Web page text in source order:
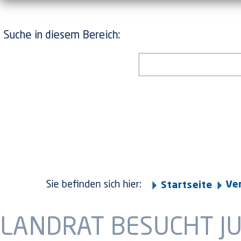
Suche in diesem Bereich:
Sie befinden sich hier: Startseite
LANDRAT BESUCHT